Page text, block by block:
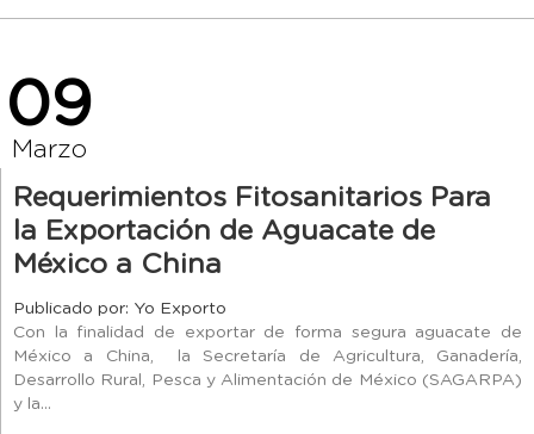
09
Marzo
Requerimientos Fitosanitarios Para
la Exportación de Aguacate de
México a China
Publicado por: Yo Exporto
Con la finalidad de exportar de forma segura aguacate de
México a China, la Secretaría de Agricultura, Ganadería,
Desarrollo Rural, Pesca y Alimentación de México (SAGARPA)
y la...